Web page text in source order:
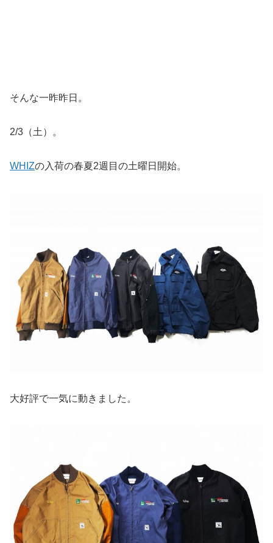
そんな一昨昨日。
2/3（土）。
WHIZの入荷の春夏2週目の土曜日開始。
大好評で一気に動きました。